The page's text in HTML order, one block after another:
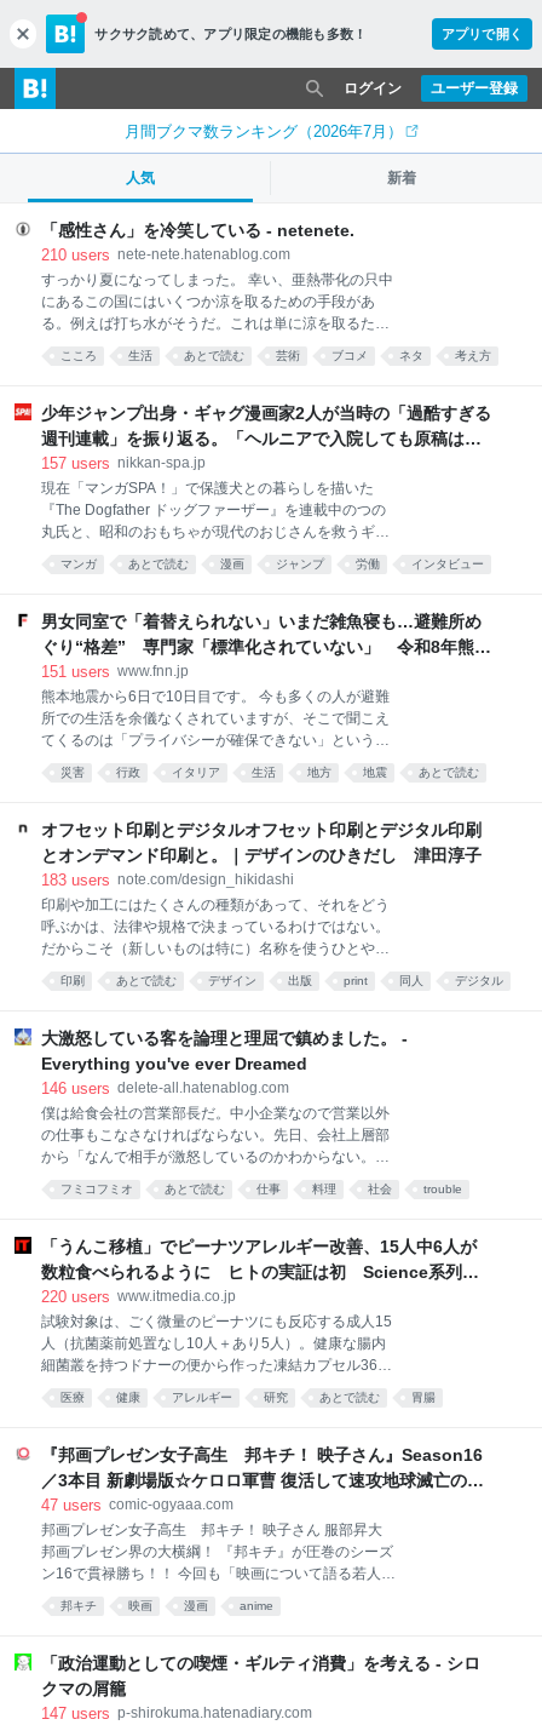
c
l
o
s
サクサク読めて、 アプリ限定の機能も多数！ アプリで開く
ユーザー登録
ログイン
月間ブクマ数ランキング（2026年7月）
人気 新着
「感性さん」を冷笑している - netenete.
210 users nete-nete.hatenablog.com
すっかり夏になってしまった。 幸い、亜熱帯化の只中
にあるこの国にはいくつか涼を取るための手段があ
る。例えば打ち水がそうだ。これは単に涼を取るため
の工夫を超えて、夏の風物詩として日本の夏文化の一
部となった。こうした例は他にもある。すだれ、風
使う冷笑語に「感性さん」がある。ここ1年くらいで
思いついた概念だ。 感性さんの例を挙げよう。以下は
ツイッターで拾った事例だが、特定を避けるために一
ほしい。 すごい。 半日で読み切って、そのあとの半日
は茫然とした。 一生忘れられないかもしれない。すべ
ての文章を記憶しておきたい。 理解を超越するものに
出逢った。名付けられない涙がでた。 すごい。 みん
川賞候補だったんだ
こころ 生活 あとで読む 芸術 ブコメ ネタ 考え方
少年ジャンプ出身・ギャグ漫画家2人が当時の「過酷すぎる
週刊連載」を振り返る。「ヘルニアで入院しても原稿は落
とさない」ストイックな舞台裏 | 日刊SPA!
157 users nikkan-spa.jp
現在「マンガSPA！」で保護犬との暮らしを描いた
『The Dogfather ドッグファーザー』を連載中のつの
丸氏と、昭和のおもちゃが現代のおじさんを救うギャ
グ漫画『令和のおもちゃ ウーピン』を連載する大石浩
二氏。8月4日には、上記2作品の第1巻が同時発売され
は『いぬまるだしっ』など、『週刊少年ジャンプ』連
載陣だったことでも知られる両氏に、過酷すぎる当時
の週刊連載について振り返ってもらった。 ──お二人
がXに投稿した、つの丸先生の写真がネットで大きな
話題になっていました。 大石：偶然なんです。新人ギ
ャグ漫画の審査会である手塚賞・赤塚賞の受賞者と撮
った写真をXに上げたら、諸事情で「消してくれ」と
で消し
マンガ あとで読む 漫画 ジャンプ 労働 インタビュー
男女同室で「着替えられない」いまだ雑魚寝も…避難所め
ぐり“格差” 専門家「標準化されていない」 令和8年熊本
地震｜FNNプライムオンライン
151 users www.fnn.jp
熊本地震から6日で10日目です。 今も多くの人が避難
所での生活を余儀なくされていますが、そこで聞こえ
てくるのは「プライバシーが確保できない」という声
です。 避難所を巡っては、海外ではプライバシーに配
慮した環境づくりが進んでいます。 日本との違いはど
上最高となる39.0度を記録した被災地・熊本。 台風13
号に備え、ブルーシートを配布する男性は汗をにじま
せながら作業にあたっていました。 そんな中、震度7
を記録した宇城市の避難所では6日、様々な情報を共
有できる「デジタルサイネージ」が設置されたもの
の、被災者たちはいまだに「雑魚寝」やソファでの生
活を強いられていて、パーティションもなく、プライ
バシーは守られていません。 この避難所に身を寄せる
多く聞か
災害 行政 イタリア 生活 地方 地震 あとで読む
オフセット印刷とデジタルオフセット印刷とデジタル印刷
とオンデマンド印刷と。｜デザインのひきだし 津田淳子
183 users note.com/design_hikidashi
印刷や加工にはたくさんの種類があって、それをどう
呼ぶかは、法律や規格で決まっているわけではない。
だからこそ（新しいものは特に）名称を使うひとや会
社によって違っていたりもする。それが混乱のもとに
なることもあるので、私なりに整理をしてみたいと思
仲間たちについて説明しよう。 オフセット印刷とは？
オフセット印刷はよく聞く名前だと思う。多くの場合
は、PS版と呼ばれる平らな版を使って印刷する手法の
になんで刷れるの？ と思うかもしれないが、これは
平たい版の表面を親油性と親水性とに性質を分けるこ
とで、親油性の部分にのみインキがついて、絵柄や文
字を印刷できるのだ。 今、さらっと「平版印刷とも呼
た場合には、平版印刷を
印刷 あとで読む デザイン 出版 print 同人 デジタル
大激怒している客を論理と理屈で鎮めました。 -
Everything you've ever Dreamed
146 users delete-all.hatenablog.com
僕は給食会社の営業部長だ。中小企業なので営業以外
の仕事もこなさなければならない。先日、会社上層部
から「なんで相手が激怒しているのかわからない。何
とかしてくれ」と泣きつかれて後処理を任された。
「あなたが相手から嫌われているだけでは？」という
の悪いことは聞こえないみたいだ。話を聞くと、クレ
ーム対応で向かった客先で理不尽なほど激烈に怒られ
たらしい。 問題はS県で給食業務を受託している施設
に通ってなくて赤いままだったのだ。施設利用者に届
く前の検食で発覚したので実害はなかった。指摘され
てその場で謝罪、ただちに調理し直して提供した。施
設からは原因の究明と対応策を求められた。ところが
対応がなされないなら解約も考える
フミコフミオ あとで読む 仕事 料理 社会 trouble
「うんこ移植」でピーナツアレルギー改善、15人中6人が
数粒食べられるように ヒトの実証は初 Science系列誌
掲載
220 users www.itmedia.co.jp
試験対象は、ごく微量のピーナツにも反応する成人15
人（抗菌薬前処置なし10人＋あり5人）。健康な腸内
細菌叢を持つドナーの便から作った凍結カプセル36個
を、数時間かけて服用してもらった。 その結果、4カ
月後に調査で、10人中3人がピーナツを数粒食べられ
薬を投与し、患者自身の腸内細菌を減らして移植菌が
定着するかを確かめた。すると、5人中3人で改善が見
られ、反応が出るまでに4粒を超えるピーナツを食べ
めたことを示唆する結果が出た。改善したのは全体で
15人中6人で、安全性の問題は報告されなかった。 チ
ームは過去の研究で、食物アレルギーを持つ乳児の便
を、アレルギーを起こしやすい系統のマウスに移植す
をいくつか特定
医療 健康 アレルギー 研究 あとで読む 胃腸
『邦画プレゼン女子高生 邦キチ！ 映子さん』Season16
／3本目 新劇場版☆ケロロ軍曹 復活して速攻地球滅亡の危
機であります！ - 服部昇大 | COMIC OGYAAA!!
47 users comic-ogyaaa.com
邦画プレゼン女子高生 邦キチ！ 映子さん 服部昇大
邦画プレゼン界の大横綱！ 『邦キチ』が圧巻のシーズ
ン16で貫禄勝ち！！ 今回も「映画について語る若人の
部」を舞台に、比類なき邦画中毒女子高生・邦キチ
が、まずまずの洋画好きな部長・洋一を相手に絶妙な
プレゼン！！プレゼン！！！ その視点、その愛情、そ
の圧力ーー。全てにおいてシーズン15を凌駕ッ！！ 銀
河系初の邦画プレゼン漫画、…今回もがっぷり四つで
邦キチ 映画 漫画 anime
「政治運動としての喫煙・ギルティ消費」を考える - シロ
クマの屑籠
147 users p-shirokuma.hatenadiary.com